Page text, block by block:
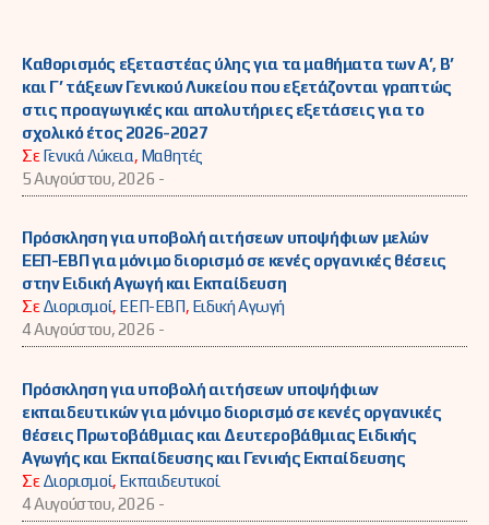
Καθορισμός εξεταστέας ύλης για τα μαθήματα των Α’, Β’
και Γ’ τάξεων Γενικού Λυκείου που εξετάζονται γραπτώς
στις προαγωγικές και απολυτήριες εξετάσεις για το
σχολικό έτος 2026-2027
ΣεΓενικά Λύκεια, Μαθητές
5 Αυγούστου, 2026 -
Πρόσκληση για υποβολή αιτήσεων υποψήφιων μελών
ΕΕΠ-ΕΒΠ για μόνιμο διορισμό σε κενές οργανικές θέσεις
στην Ειδική Αγωγή και Εκπαίδευση
ΣεΔιορισμοί, ΕΕΠ-ΕΒΠ, Ειδική Αγωγή
4 Αυγούστου, 2026 -
Πρόσκληση για υποβολή αιτήσεων υποψήφιων
εκπαιδευτικών για μόνιμο διορισμό σε κενές οργανικές
θέσεις Πρωτοβάθμιας και Δευτεροβάθμιας Ειδικής
Αγωγής και Εκπαίδευσης και Γενικής Εκπαίδευσης
ΣεΔιορισμοί, Εκπαιδευτικοί
4 Αυγούστου, 2026 -